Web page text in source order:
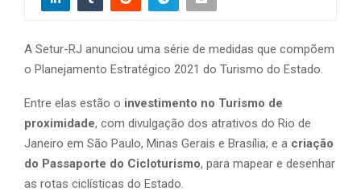
A Setur-RJ anunciou uma série de medidas que compõem
o Planejamento Estratégico 2021 do Turismo do Estado.
Entre elas estão o investimento no Turismo de
proximidade, com divulgação dos atrativos do Rio de
Janeiro em São Paulo, Minas Gerais e Brasília; e a criação
do Passaporte do Cicloturismo, para mapear e desenhar
as rotas ciclísticas do Estado.